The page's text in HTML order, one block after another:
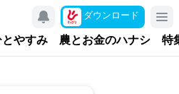
ダウンロード
やすみ 農とお金のハナシ 特